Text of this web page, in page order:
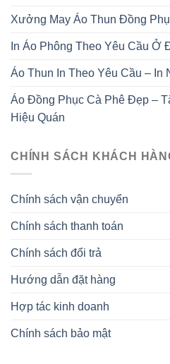
Xưởng May Áo Thun Đồng
In Áo Phông Theo Yêu Cầu Ở
Áo Thun In Theo Yêu Cầu – In
Áo Đồng Phục Cà Phê Đẹp –
Hiệu Quán
CHÍNH SÁCH KHÁCH
Chính sách vận chuyển
Chính sách thanh toán
Chính sách đổi trả
Hướng dẫn đặt hàng
Hợp tác kinh doanh
Chính sách bảo mật